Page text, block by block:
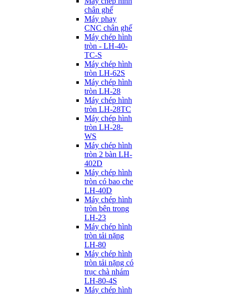
chân ghế
Máy phay
CNC chân ghế
Máy chép hình
tròn - LH-40-
TC-S
Máy chép hình
tròn LH-62S
Máy chép hình
tròn LH-28
Máy chép hình
tròn LH-28TC
Máy chép hình
tròn LH-28-
WS
Máy chép hình
tròn 2 bàn LH-
402D
Máy chép hình
tròn có bao che
LH-40D
Máy chép hình
tròn bên trong
LH-23
Máy chép hình
tròn tải nặng
LH-80
Máy chép hình
tròn tải nặng có
trục chà nhám
LH-80-4S
Máy chép hình